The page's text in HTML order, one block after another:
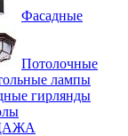
Фасадные
Потолочные
лампы
гирлянды